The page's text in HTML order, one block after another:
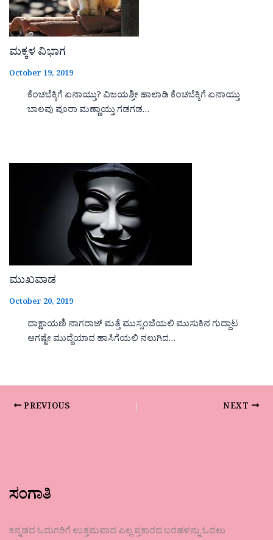
ಮಕ್ಕಳ ವಿಭಾಗ
October 19, 2019
ಕೆಂಚಬೆಕ್ಕಿಗೆ ಏನಾಯ್ತು? ವಿಜಯಶ್ರೀ ಹಾಲಾಡಿ ಕೆಂಚಬೆಕ್ಕಿಗೆ ಏನಾಯ್ತು
ಬಾಲವು ಪೂರಾ ಮಣ್ಣಾಯ್ತು ಗಡಗಡ…
ಮುಖವಾಡ
October 20, 2019
ದಾಕ್ಷಾಯಣಿ ನಾಗರಾಜ್ ಮತ್ತೆ ಮುಸ್ಸಂಜೆಯಲಿ ಮುಸುಕಿನ ಗುದ್ದಾಟ
ಆಗಷ್ಟೇ ಮುದ್ದೆಯಾದ ಹಾಸಿಗೆಯಲಿ ನಲುಗಿದ…
PREVIOUS NEXT
ಸಂಗಾತಿ
ಕನ್ನಡದ ಓದುಗರಿಗೆ ಉತ್ತಮವಾದ ಎಲ್ಲ ಪ್ರಕಾರದ ಬರಹಳನ್ನು ಓದಲು